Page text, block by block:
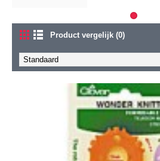
Product vergelijk (0)